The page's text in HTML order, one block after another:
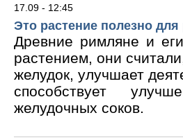
17.09 - 12:45
Это растение полезно
Древние римляне и
растением, они
желудок, улучшает
способствует
желудочных соков.